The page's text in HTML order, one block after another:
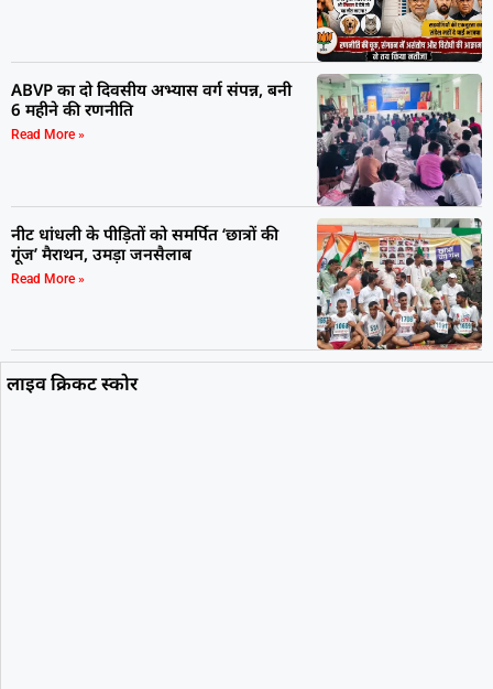
ABVP का दो दिवसीय अभ्यास वर्ग संपन्न, बनी
6 महीने की रणनीति
Read More »
नीट धांधली के पीड़ितों को समर्पित ‘छात्रों की
गूंज’ मैराथन, उमड़ा जनसैलाब
Read More »
लाइव क्रिकट स्कोर